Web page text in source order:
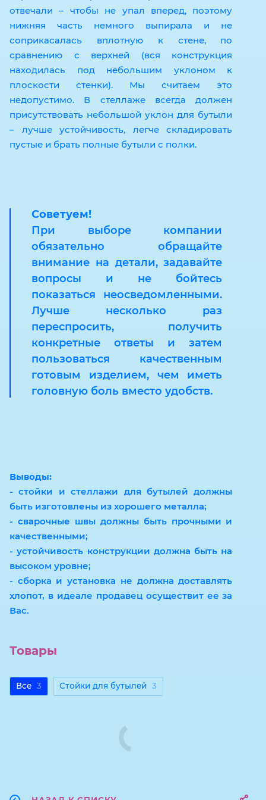
отвечали – чтобы не упал вперед, поэтому
нижняя часть немного выпирала и не
соприкасалась вплотную к стене, по
сравнению с верхней (вся конструкция
находилась под небольшим уклоном к
плоскости стенки). Мы считаем это
недопустимо. В стеллаже всегда должен
присутствовать небольшой уклон для бутыли
– лучше устойчивость, легче складировать
пустые и брать полные бутыли с полки.
Советуем!
При выборе компании
обязательно обращайте
внимание на детали, задавайте
вопросы и не бойтесь
показаться неосведомленными.
Лучше несколько раз
переспросить, получить
конкретные ответы и затем
пользоваться качественным
готовым изделием, чем иметь
головную боль вместо удобств.
Выводы:
- стойки и стеллажи для бутылей должны
быть изготовлены из хорошего металла;
- сварочные швы должны быть прочными и
качественными;
- устойчивость конструкции должна быть на
высоком уровне;
- сборка и установка не должна доставлять
хлопот, в идеале продавец осуществит ее за
Вас.
Товары
Все 3 Стойки для бутылей 3